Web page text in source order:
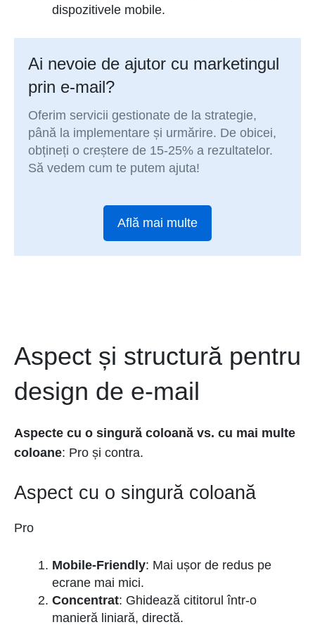
dispozitivele mobile.
Ai nevoie de ajutor cu marketingul
prin e-mail?
Oferim servicii gestionate de la strategie,
până la implementare și urmărire. De obicei,
obțineți o creștere de 15-25% a rezultatelor.
Să vedem cum te putem ajuta!
Află mai multe
Aspect și structură pentru
design de e-mail
Aspecte cu o singură coloană vs. cu mai multe
coloane: Pro și contra.
Aspect cu o singură coloană
Pro
Mobile-Friendly: Mai ușor de redus pe
ecrane mai mici.
Concentrat: Ghidează cititorul într-o
manieră liniară, directă.